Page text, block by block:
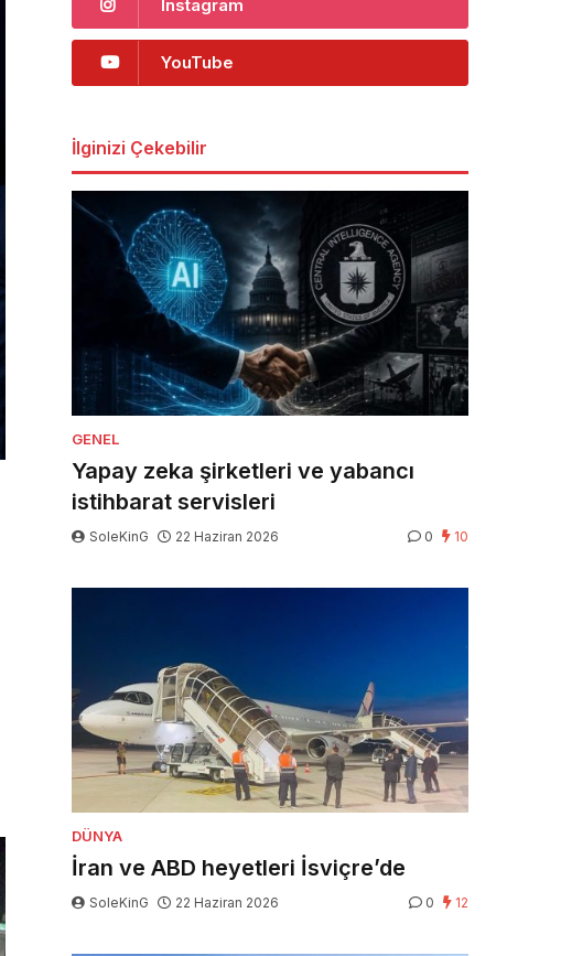
Instagram
YouTube
İlginizi Çekebilir
GENEL
Yapay zeka şirketleri ve yabancı
istihbarat servisleri
SoleKinG 22 Haziran 2026 0 10
DÜNYA
İran ve ABD heyetleri İsviçre’de
SoleKinG 22 Haziran 2026 0 12